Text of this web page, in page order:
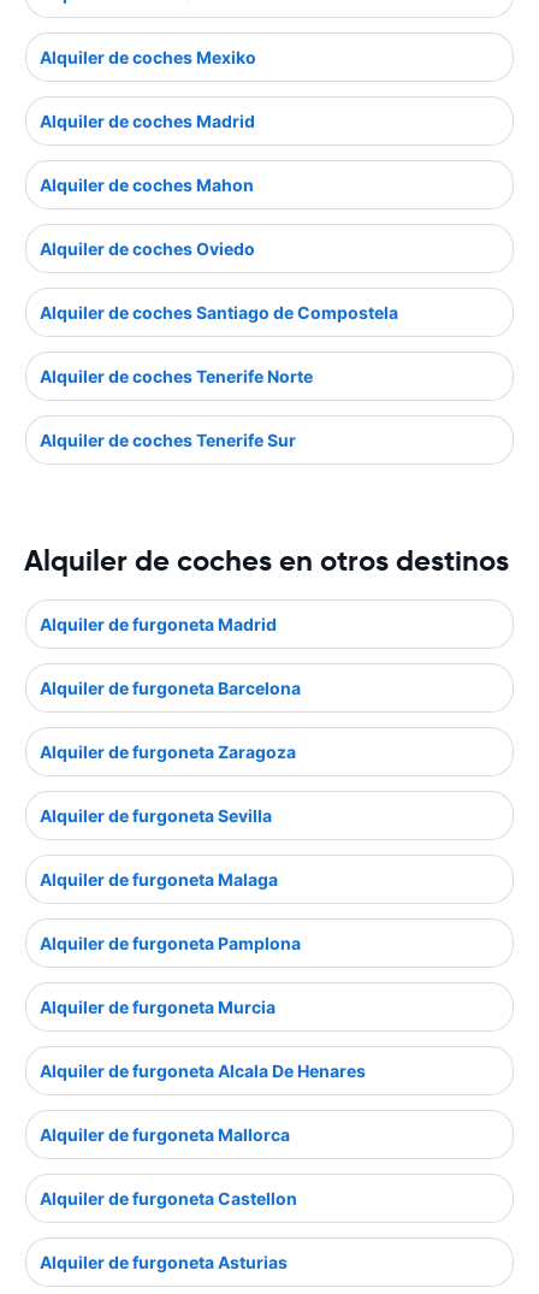
Alquiler de coches Mexiko
Alquiler de coches Madrid
Alquiler de coches Mahon
Alquiler de coches Oviedo
Alquiler de coches Santiago de Compostela
Alquiler de coches Tenerife Norte
Alquiler de coches Tenerife Sur
Alquiler de coches en otros destinos
Alquiler de furgoneta Madrid
Alquiler de furgoneta Barcelona
Alquiler de furgoneta Zaragoza
Alquiler de furgoneta Sevilla
Alquiler de furgoneta Malaga
Alquiler de furgoneta Pamplona
Alquiler de furgoneta Murcia
Alquiler de furgoneta Alcala De Henares
Alquiler de furgoneta Mallorca
Alquiler de furgoneta Castellon
Alquiler de furgoneta Asturias